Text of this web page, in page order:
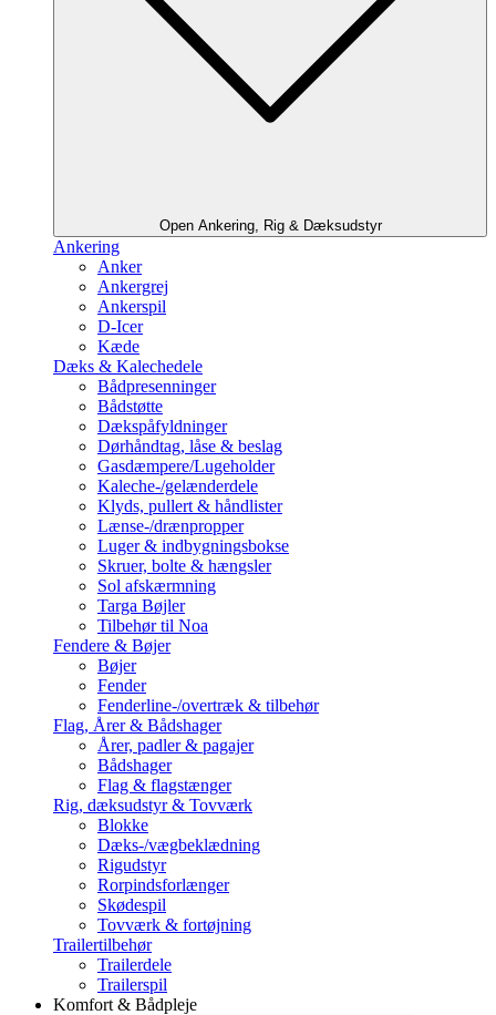
Open Ankering, Rig & Dæksudstyr
Ankering
Anker
Ankergrej
Ankerspil
D-Icer
Kæde
Dæks & Kalechedele
Bådpresenninger
Bådstøtte
Dækspåfyldninger
Dørhåndtag, låse & beslag
Gasdæmpere/Lugeholder
Kaleche-/gelænderdele
Klyds, pullert & håndlister
Lænse-/drænpropper
Luger & indbygningsbokse
Skruer, bolte & hængsler
Sol afskærmning
Targa Bøjler
Tilbehør til Noa
Fendere & Bøjer
Bøjer
Fender
Fenderline-/overtræk & tilbehør
Flag, Årer & Bådshager
Årer, padler & pagajer
Bådshager
Flag & flagstænger
Rig, dæksudstyr & Tovværk
Blokke
Dæks-/vægbeklædning
Rigudstyr
Rorpindsforlænger
Skødespil
Tovværk & fortøjning
Trailertilbehør
Trailerdele
Trailerspil
Komfort & Bådpleje